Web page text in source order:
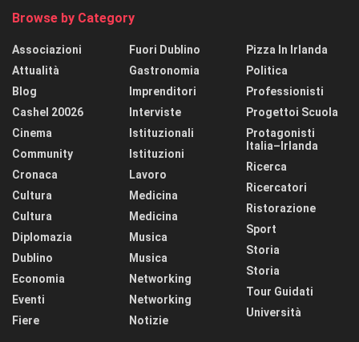
Browse by Category
Associazioni
Attualità
Blog
Cashel 20026
Cinema
Community
Cronaca
Cultura
Cultura
Diplomazia
Dublino
Economia
Eventi
Fiere
Fuori Dublino
Gastronomia
Imprenditori
Interviste
Istituzionali
Istituzioni
Lavoro
Medicina
Medicina
Musica
Musica
Networking
Networking
Notizie
Pizza In Irlanda
Politica
Professionisti
Progettoi Scuola
Protagonisti
Italia–Irlanda
Ricerca
Ricercatori
Ristorazione
Sport
Storia
Storia
Tour Guidati
Università